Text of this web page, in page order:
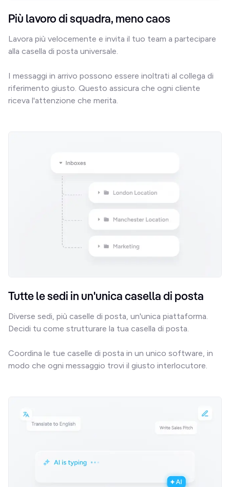
Più lavoro di squadra, meno caos
Lavora più velocemente e invita il tuo team a partecipare
alla casella di posta universale.
I messaggi in arrivo possono essere inoltrati al collega di
riferimento giusto. Questo assicura che ogni cliente
riceva l'attenzione che merita.
Tutte le sedi in un'unica casella di posta
Diverse sedi, più caselle di posta, un'unica piattaforma.
Decidi tu come strutturare la tua casella di posta.
Coordina le tue caselle di posta in un unico software, in
modo che ogni messaggio trovi il giusto interlocutore.